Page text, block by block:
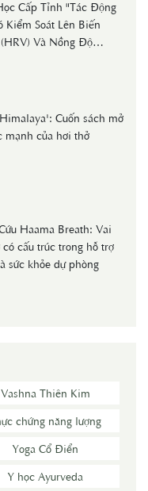
Cấp Tỉnh "Tác Động
Kiểm Soát Lên Biến
Và Nồng Độ
Cuốn sách mở
mạnh của hơi thở
Haama Breath: Vai
cấu trúc trong hỗ trợ
sức khỏe dự phòng
Vashna Thiên Kim
chứng năng lượng
Yoga Cổ Điển
Y học Ayurveda